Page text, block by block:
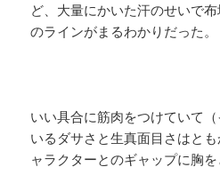
ど、大量にかいた汗のせいで
のラインがまるわかりだった。
いい具合に筋肉をつけていて
いるダサさと生真面目さはと
ャラクターとのギャップに胸を